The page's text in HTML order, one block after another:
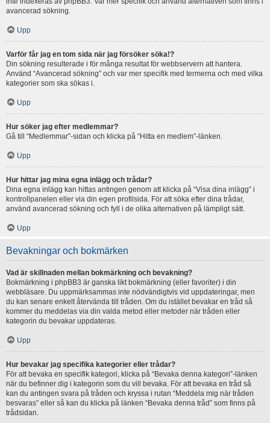
avancerad sökning.
Upp
Varför får jag en tom sida när jag försöker söka!?
Din sökning resulterade i för många resultat för webbservern att hantera.
Använd “Avancerad sökning” och var mer specifik med termerna och med vilka
kategorier som ska sökas i.
Upp
Hur söker jag efter medlemmar?
Gå till “Medlemmar”-sidan och klicka på “Hitta en medlem”-länken.
Upp
Hur hittar jag mina egna inlägg och trådar?
Dina egna inlägg kan hittas antingen genom att klicka på “Visa dina inlägg” i
kontrollpanelen eller via din egen profilsida. För att söka efter dina trådar,
använd avancerad sökning och fyll i de olika alternativen på lämpligt sätt.
Upp
Bevakningar och bokmärken
Vad är skillnaden mellan bokmärkning och bevakning?
Bokmärkning i phpBB3 är ganska likt bokmärkning (eller favoriter) i din
webbläsare. Du uppmärksammas inte nödvändigtvis vid uppdateringar, men
du kan senare enkelt återvända till tråden. Om du istället bevakar en tråd så
kommer du meddelas via din valda metod eller metoder när tråden eller
kategorin du bevakar uppdateras.
Upp
Hur bevakar jag specifika kategorier eller trådar?
För att bevaka en specifik kategori, klicka på “Bevaka denna kategori”-länken
när du befinner dig i kategorin som du vill bevaka. För att bevaka en tråd så
kan du antingen svara på tråden och kryssa i rutan “Meddela mig när tråden
besvaras” eller så kan du klicka på länken “Bevaka denna tråd” som finns på
trådsidan.